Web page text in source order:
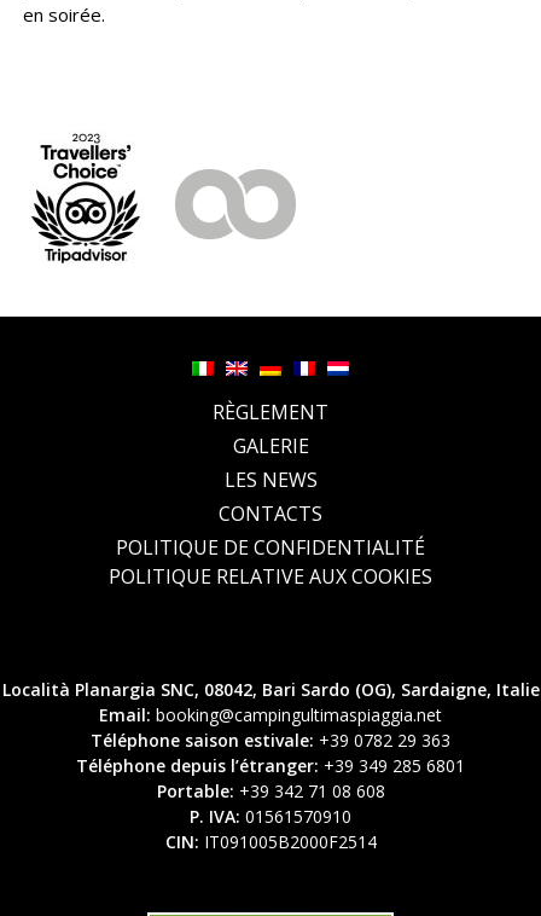
en soirée.
RÈGLEMENT
GALERIE
LES NEWS
CONTACTS
POLITIQUE DE CONFIDENTIALITÉ
POLITIQUE RELATIVE AUX COOKIES
Località Planargia SNC, 08042, Bari Sardo (OG), Sardaigne, Italie
Email: booking@campingultimaspiaggia.net
Téléphone saison estivale: +39 0782 29 363
Téléphone depuis l’étranger: +39 349 285 6801
Portable: +39 342 71 08 608
P. IVA: 01561570910
CIN: IT091005B2000F2514